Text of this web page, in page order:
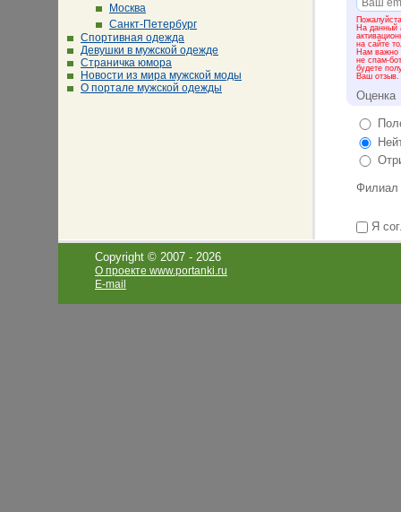
Москва
Санкт-Петербург
Спортивная одежда
Девушки в мужской одежде
Страничка юмора
Новости из мира мужской моды
О портале мужской одежды
На данный
на сайте
Нам важно
не спам-
будете
Ваш отзыв.
Оценка
Филиал
Я
Copyright © 2007 - 2026
О проекте www.portanki.ru
E-mail